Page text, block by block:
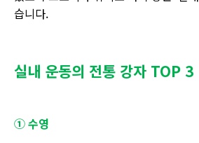
습니다.
실내 운동의 전통 강자 TOP 3
① 수영